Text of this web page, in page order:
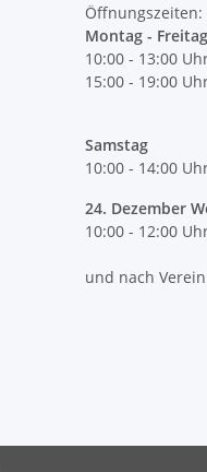
Öffnungszeiten:
Montag - Freitag
10:00 - 13:00
15:00 - 19:00
Samstag
10:00 - 14:00
24. Dezember
10:00 - 12:00
und nach